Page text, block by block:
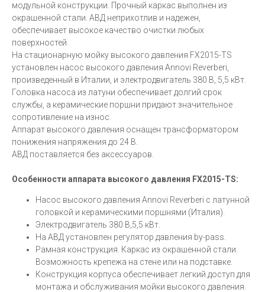
модульной конструкции. Прочный каркас выполнен из
окрашенной стали. АВД неприхотлив и надежен,
обеспечивает высокое качество очистки любых
поверхностей.
На стационарную мойку высокого давления FX2015-TS
установлен насос высокого давления Annovi Reverberi,
произведенный в Италии, и электродвигатель 380 В, 5,5 кВт.
Головка насоса из латуни обеспечивает долгий срок
службы, а керамические поршни придают значительное
сопротивление на износ.
Аппарат высокого давления оснащен трансформатором
понижения напряжения до 24 В.
АВД поставляется без аксессуаров.
Особенности аппарата высокого давления FX2015-TS:
Насос высокого давления Annovi Reverberi с латунной
головкой и керамическими поршнями (Италия).
Электродвигатель 380 В,5,5 кВт.
На АВД установлен регулятор давления by-pass.
Рамная конструкция. Каркас из окрашенной стали.
Возможность крепежа на стене или на подставке.
Конструкция корпуса обеспечивает легкий доступ для
монтажа и обслуживания мойки высокого давления.